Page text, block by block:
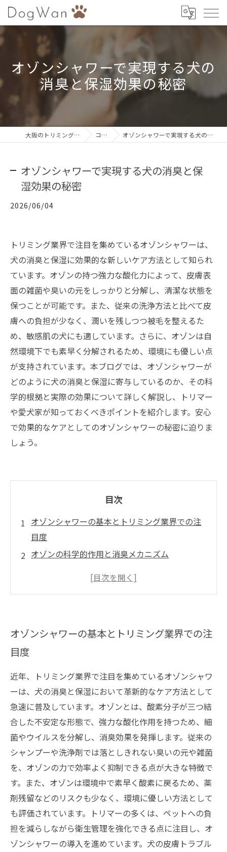
オゾンシャワーで実現する犬の
消臭と保湿効果の秘密
大阪のトリミングならDogWan コラム オゾンシャワーで実現する犬の消臭と保湿効果の秘密
オゾンシャワーで実現する犬の消臭と保
湿効果の秘密
2026/06/04
トリミング業界で注目を集めているオゾンシャワーは、
犬の消臭と保湿に効果的な新しいケア方法として知られ
ています。オゾンの持つ強力な酸化力によって、皮膚表
面の雑菌や臭いの元をしっかりと分解し、清潔な状態を
保つことが可能です。また、従来の洗浄方法と比べて皮
膚への負担が少なく、潤いを残しつつ被毛を整えるた
め、敏感肌の犬にも適しています。さらに、オゾンは自
然環境下でも素早く分解されるため、環境にも優しい点
が支持されています。本ブログでは、オゾンシャワーが
どのように犬の消臭と保湿に寄与しているのか、その科
学的根拠と実際の効果について詳しく解説し、トリマー
や愛犬家が知っておくべきポイントを紹介します。安心
で効果的なケアとしてのオゾンシャワーの秘密に迫りま
しょう。
目次
オゾンシャワーの基本とトリミング業界での注
目度
オゾンの科学的作用と消臭メカニズム
保湿効果の仕組みと敏感肌への優しさ
オゾンシャワーの基本とトリミング業界での注
目度
近年、トリミング業界で注目を集めているオゾンシャワ
ーは、犬の消臭と保湿において革新的なケア方法として
急速に普及しています。オゾンとは、酸素分子が三つ結
合した不安定な形態で、強力な酸化作用を持つため、細
菌やウイルスを分解し、消臭効果を発揮します。従来の
シャンプーや洗浄剤では落としきれない臭いの元や雑菌
を、オゾンの力で効率よく抑制できる点が大きな特徴で
す。また、オゾンは環境中で素早く酸素に戻るため、薬
剤残留などのリスクも少なく、環境に優しい方法として
も評価されています。トリマーの多くは、ペットへの負
担を減らしながら衛生管理を強化できる点に注目し、オ
ゾンシャワーの導入を進めています。犬の皮膚トラブル